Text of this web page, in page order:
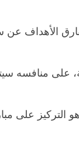
في الصدارة،
على منافسه
على
21
فقيه